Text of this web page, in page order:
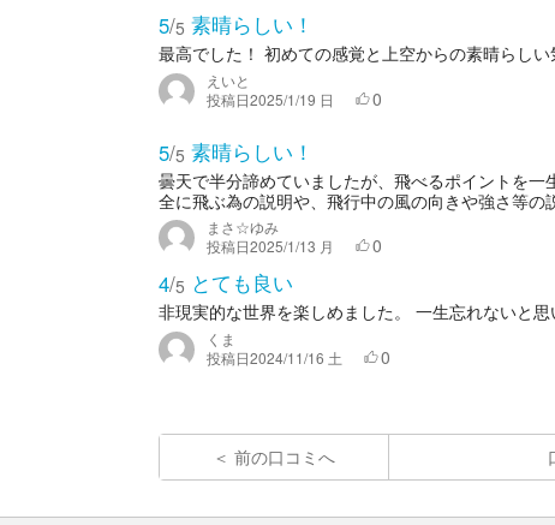
5/5 素晴らしい！
最高でした！ 初めての感覚と上空からの素晴らし
えいと
投稿日2025/1/19 日 0
5/5 素晴らしい！
曇天で半分諦めていましたが、飛べるポイントを
全に飛ぶ為の説明や、飛行中の風の向きや強さ等
まさ☆ゆみ
投稿日2025/1/13 月 0
4/5 とても良い
非現実的な世界を楽しめました。 一生忘れないと思
くま
投稿日2024/11/16 土 0
前の口コミへ